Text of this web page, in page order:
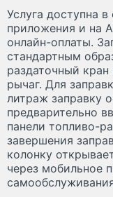
Услуга доступна
приложения и на
онлайн-оплаты.
стандартным
раздаточный
рычаг. Для
литраж заправку
предварительно
панели топливо-
завершения
колонку
через мобильное